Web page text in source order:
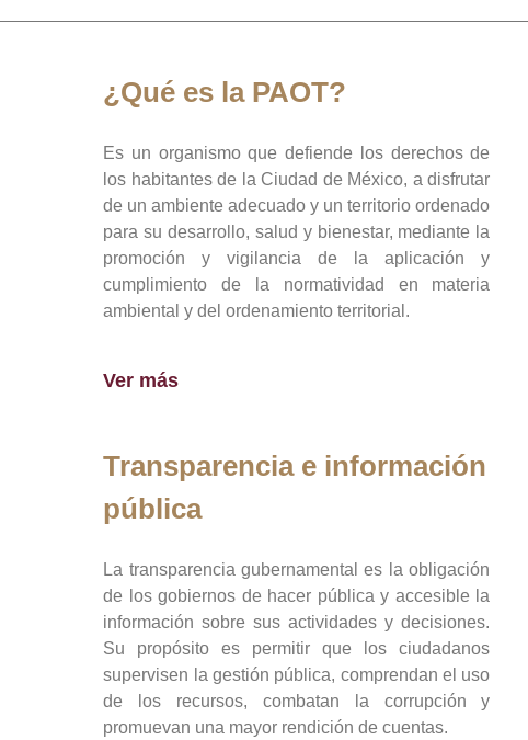
¿Qué es la PAOT?
Es un organismo que defiende los derechos de
los habitantes de la Ciudad de México, a disfrutar
de un ambiente adecuado y un territorio ordenado
para su desarrollo, salud y bienestar, mediante la
promoción y vigilancia de la aplicación y
cumplimiento de la normatividad en materia
ambiental y del ordenamiento territorial.
Ver más
Transparencia e información
pública
La transparencia gubernamental es la obligación
de los gobiernos de hacer pública y accesible la
información sobre sus actividades y decisiones.
Su propósito es permitir que los ciudadanos
supervisen la gestión pública, comprendan el uso
de los recursos, combatan la corrupción y
promuevan una mayor rendición de cuentas.